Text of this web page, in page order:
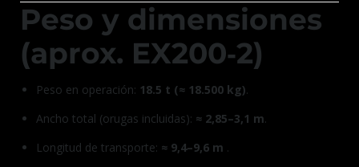
Peso y dimensiones
(aprox. EX200‑2)
Peso en operación: 18.5 t (≈ 18.500 kg).
Ancho total (orugas incluidas): ≈ 2,85–3,1 m.
Longitud de transporte: ≈ 9,4–9,6 m .